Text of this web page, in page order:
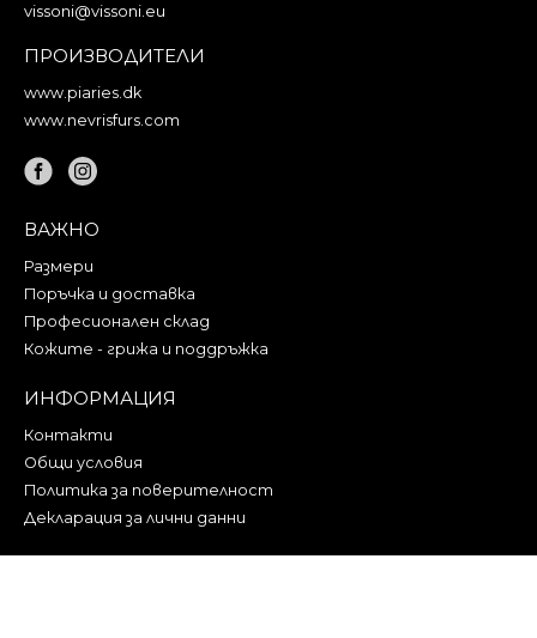
vissoni@vissoni.eu
ПРОИЗВОДИТЕЛИ
www.piaries.dk
www.nevrisfurs.com
ВАЖНО
Размери
Поръчка и доставка
Професионален склад
Кожите - грижа и поддръжка
ИНФОРМАЦИЯ
Контакти
Общи условия
Политика за поверителност
Декларация за лични данни